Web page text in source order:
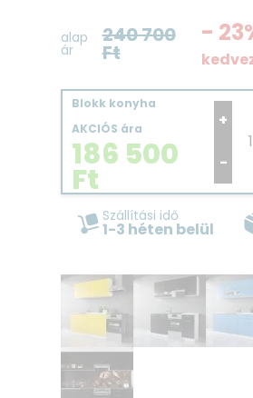
alap
ár
240 700
Ft
-
Blokk konyha
AKCIÓS ára
186 500
Ft
+
-
Szállítási idő
1-3 héten belül